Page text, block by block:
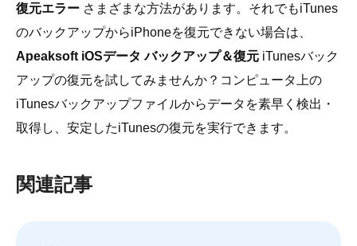
復元エラー さまざまな方法があります。それでもiTunes
のバックアップからiPhoneを復元できない場合は、
Apeaksoft iOSデータ バックアップ＆復元 iTunesバック
アップの復元を試してみませんか？コンピュータ上の
iTunesバックアップファイルからデータを素早く検出・
取得し、安定したiTunesの復元を実行できます。
関連記事